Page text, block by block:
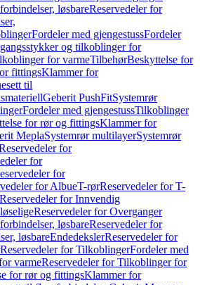
løsbareReservedeler for
Fordeler med gjengestussFordeler
og tilkoblinger for
for varmeTilbehørBeskyttelse for
fittingsKlammer for
til
Geberit PushFitSystemrør
Fordeler med gjengestussTilkoblinger
for rør og fittingsKlammer for
MeplaSystemrør multilayerSystemrør
for
for
for
for AlbueT-rørReservedeler for T-
Reservedeler for Innvendig
Reservedeler for Overganger
løsbareReservedeler for
løsbareEndedekslerReservedeler for
Reservedeler for TilkoblingerFordeler med
varmeReservedeler for Tilkoblinger for
for rør og fittingsKlammer for